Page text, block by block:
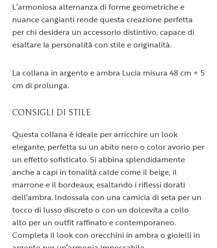
L’armoniosa alternanza di forme geometriche e
nuance cangianti rende questa creazione perfetta
per chi desidera un accessorio distintivo, capace di
esaltare la personalità con stile e originalità.
La collana in argento e ambra Lucia misura 48 cm + 5
cm di prolunga.
CONSIGLI DI STILE
Questa collana è ideale per arricchire un look
elegante, perfetta su un abito nero o color avorio per
un effetto sofisticato. Si abbina splendidamente
anche a capi in tonalità calde come il beige, il
marrone e il bordeaux, esaltando i riflessi dorati
dell’ambra. Indossala con una camicia di seta per un
tocco di lusso discreto o con un dolcevita a collo
alto per un outfit raffinato e contemporaneo.
Completa il look con orecchini in ambra o gioielli in